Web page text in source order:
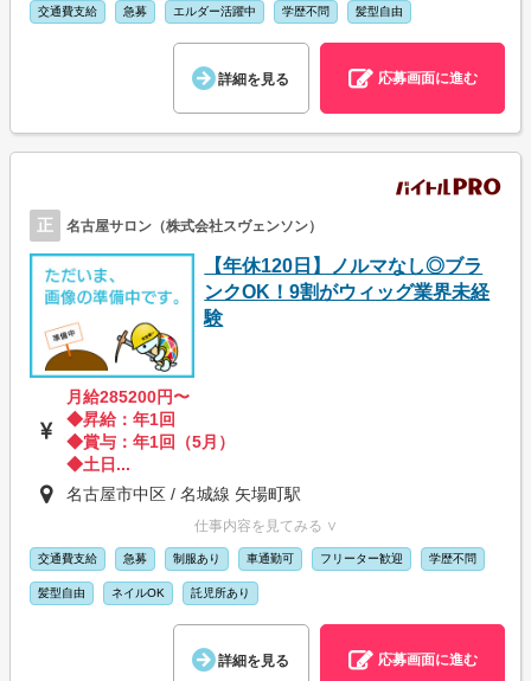
交通費支給 急募 エルダー活躍中 学歴不問 髪型自由
詳細を見る 応募画面に進む
正 名古屋サロン（株式会社スヴェンソン）
【年休120日】ノルマなし◎ブラ
ンクOK！9割がウィッグ業界未経
験
月給285200円〜
◆昇給：年1回
◆賞与：年1回（5月）
◆土日...
名古屋市中区 / 名城線 矢場町駅
仕事内容を見てみる ∨
交通費支給 急募 制服あり 車通勤可 フリーター歓迎 学歴不問
髪型自由 ネイルOK 託児所あり
詳細を見る 応募画面に進む